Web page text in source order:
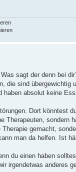
sagt der denn bei
die sind übergewichtig
absolut keine
Dort könntest
Therapeuten, sondern
gemacht,
man da helfen. Ist
du einen haben
irgendetwas anderes